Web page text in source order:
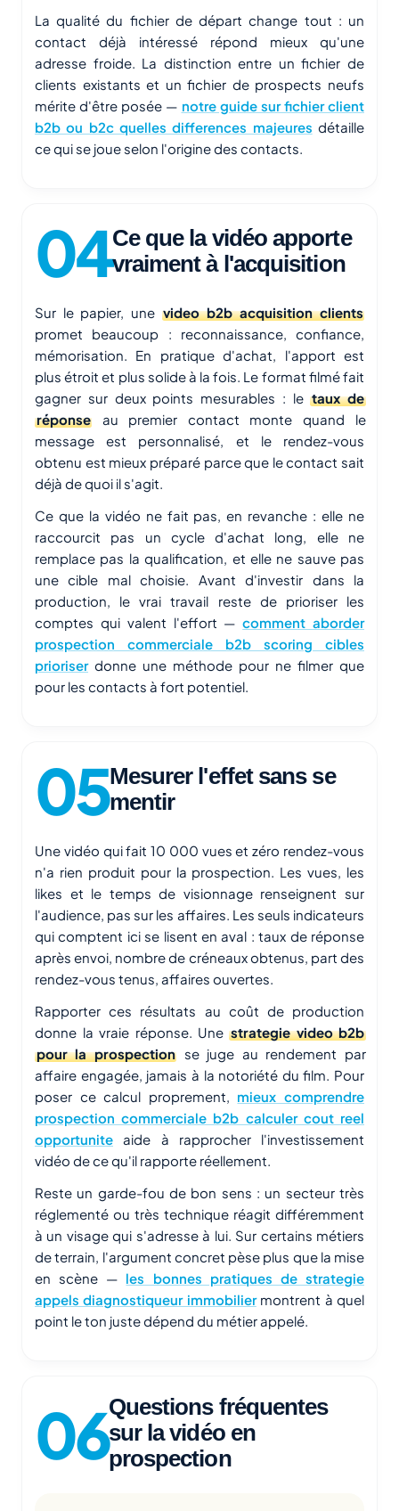
La qualité du fichier de départ change tout : un
contact déjà intéressé répond mieux qu'une
adresse froide. La distinction entre un fichier de
clients existants et un fichier de prospects neufs
mérite d'être posée — notre guide sur fichier client
b2b ou b2c quelles differences majeures détaille
ce qui se joue selon l'origine des contacts.
Ce que la vidéo apporte
vraiment à l'acquisition
Sur le papier, une video b2b acquisition clients
promet beaucoup : reconnaissance, confiance,
mémorisation. En pratique d'achat, l'apport est
plus étroit et plus solide à la fois. Le format filmé fait
gagner sur deux points mesurables : letaux de
réponse au premier contact monte quand le
message est personnalisé, et le rendez-vous
obtenu est mieux préparé parce que le contact sait
déjà de quoi il s'agit.
Ce que la vidéo ne fait pas, en revanche : elle ne
raccourcit pas un cycle d'achat long, elle ne
remplace pas la qualification, et elle ne sauve pas
une cible mal choisie. Avant d'investir dans la
production, le vrai travail reste de prioriser les
comptes qui valent l'effort —comment aborder
prospection commerciale b2b scoring cibles
prioriserdonne une méthode pour ne filmer que
pour les contacts à fort potentiel.
Mesurer l'effet sans se
mentir
Une vidéo qui fait 10 000 vues et zéro rendez-vous
n'a rien produit pour la prospection. Les vues, les
likes et le temps de visionnage renseignent sur
l'audience, pas sur les affaires. Les seuls indicateurs
qui comptent ici se lisent en aval : taux de réponse
après envoi, nombre de créneaux obtenus, part des
rendez-vous tenus, affaires ouvertes.
Rapporter ces résultats au coût de production
donne la vraie réponse. Unestrategie video b2b
pour la prospection se juge au rendement par
affaire engagée, jamais à la notoriété du film. Pour
poser ce calcul proprement, mieux comprendre
prospection commerciale b2b calculer cout reel
opportunite aide à rapprocher l'investissement
vidéo de ce qu'il rapporte réellement.
Reste un garde-fou de bon sens : un secteur très
réglementé ou très technique réagit différemment
à un visage qui s'adresse à lui. Sur certains métiers
de terrain, l'argument concret pèse plus que la mise
en scène — les bonnes pratiques de strategie
appels diagnostiqueur immobiliermontrent à quel
point le ton juste dépend du métier appelé.
Questions fréquentes
sur la vidéo en
prospection